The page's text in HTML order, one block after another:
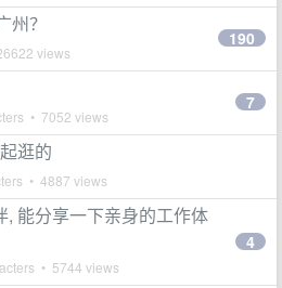
州？
views
190
• 7052 views
7
逛的
• 4887 views
, 能分享一下亲身的工作体
• 5744 views
4